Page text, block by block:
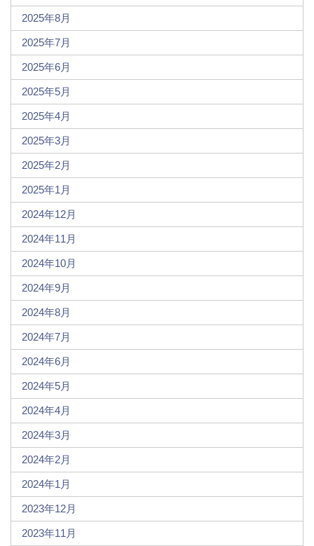
2025年8月
2025年7月
2025年6月
2025年5月
2025年4月
2025年3月
2025年2月
2025年1月
2024年12月
2024年11月
2024年10月
2024年9月
2024年8月
2024年7月
2024年6月
2024年5月
2024年4月
2024年3月
2024年2月
2024年1月
2023年12月
2023年11月